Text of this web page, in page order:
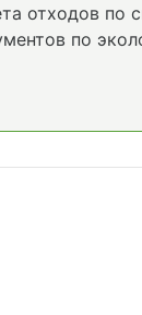
отходов по
по